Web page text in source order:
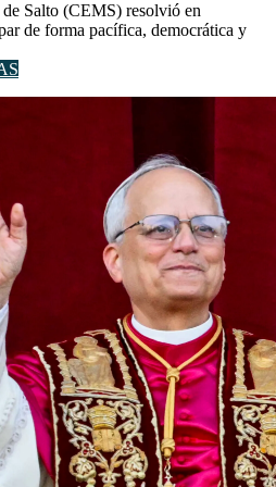
Salto (CEMS) resolvió en
de forma pacífica, democrática y